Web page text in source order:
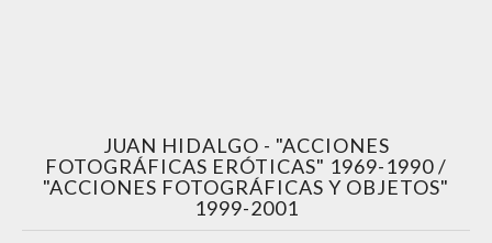
JUAN HIDALGO - "ACCIONES
FOTOGRÁFICAS ERÓTICAS" 1969-1990 /
"ACCIONES FOTOGRÁFICAS Y OBJETOS"
1999-2001